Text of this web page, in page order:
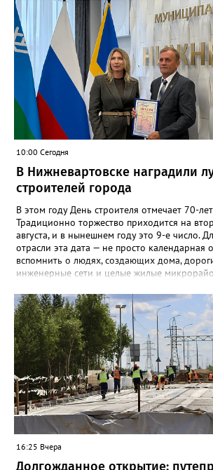
10:00 Сегодня
В Нижневартовске наградили
строителей города
В этом году День строителя отмечает 70-
Традиционно торжество приходится на
августа, и в нынешнем году это 9-е число.
отрасли эта дата — не просто календарная
вспомнить о людях, создающих дома,
инженерные сети и целые жилые
города ежегодно проводит конкурс
Нижневартовска». К участию приглашаются
организации, работающие в сфере
коммунального строительства, а также
производству и поставке строительных и
материалов — независимо от форм
ведомственной принадлежности,
непосредственно в Нижневартовске.
администрации состоялось награждение
Заместитель директора департамента,
архитектуры и градостроительства
строительства администрации города
заслуженные награды. Среди отмеченных —
компании «Самотлордорстрой» Владимир
16:25 Вчера
Долгожданное открытие: